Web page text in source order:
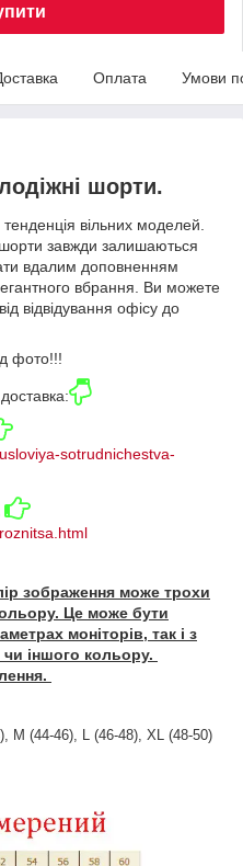
Оплата Умови
шорти.
тенденція вільних моделей.
завжди залишаються
вдалим доповненням
вбрання. Ви можете
відвідування офісу до
фото!!!
sotrudnichestva-
зображення може трохи
Це може бути
моніторів, так і з
іншого кольору.
M (44-46), L (46-48), XL (48-50)